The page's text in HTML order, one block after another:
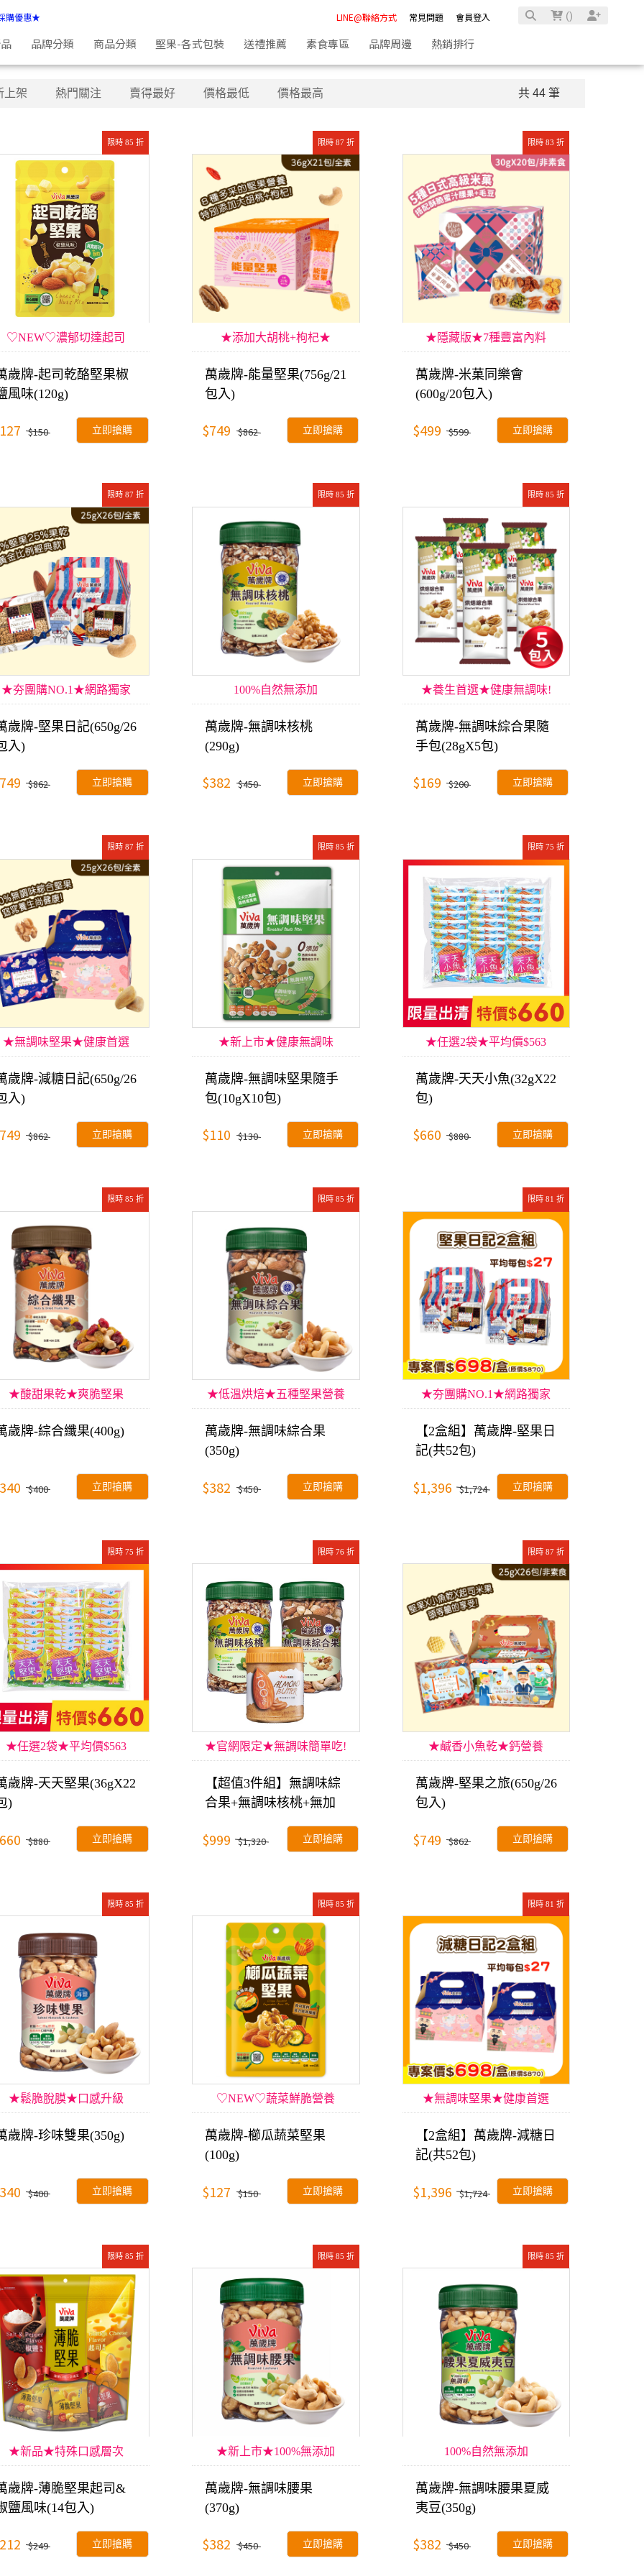
購優惠★ LINE@聯絡方式 常見問題 會員登入 ()
品牌分類 商品分類 堅果-各式包裝 送禮推薦 素食專區 品牌周邊 熱銷排行
上架 熱門關注 賣得最好 價格最低 價格最高 共 44 筆
限時 85 折
♡NEW♡濃郁切達起司
歲牌-起司乾酪堅果椒
風味(120g)
$150 立即搶購
限時 87 折
★添加大胡桃+枸杞★
萬歲牌-能量堅果(756g/21
包入)
$749 $862 立即搶購
限時 83 折
★隱藏版★7種豐富內料
萬歲牌-米菓同樂會
(600g/20包入)
$499 $599 立即搶購
限時 87 折
★夯團購NO.1★網路獨家
歲牌-堅果日記(650g/26
入)
$862 立即搶購
限時 85 折
100%自然無添加
萬歲牌-無調味核桃
(290g)
$382 $450 立即搶購
限時 85 折
★養生首選★健康無調味!
萬歲牌-無調味綜合果隨
手包(28gX5包)
$169 $200 立即搶購
限時 87 折
★無調味堅果★健康首選
歲牌-減糖日記(650g/26
入)
$862 立即搶購
限時 85 折
★新上市★健康無調味
萬歲牌-無調味堅果隨手
包(10gX10包)
$110 $130 立即搶購
限時 75 折
★任選2袋★平均價$563
萬歲牌-天天小魚(32gX22
包)
$660 $880 立即搶購
限時 85 折
★酸甜果乾★爽脆堅果
歲牌-綜合纖果(400g)
$400 立即搶購
限時 85 折
★低溫烘焙★五種堅果營養
萬歲牌-無調味綜合果
(350g)
$382 $450 立即搶購
限時 81 折
★夯團購NO.1★網路獨家
【2盒組】萬歲牌-堅果日
記(共52包)
$1,396 $1,724 立即搶購
限時 75 折
★任選2袋★平均價$563
歲牌-天天堅果(36gX22
)
$880 立即搶購
限時 76 折
★官網限定★無調味簡單吃!
【超值3件組】無調味綜
合果+無調味核桃+無加
$999 $1,320 立即搶購
限時 87 折
★鹹香小魚乾★鈣營養
萬歲牌-堅果之旅(650g/26
包入)
$749 $862 立即搶購
限時 85 折
★鬆脆脫膜★口感升級
歲牌-珍味雙果(350g)
$400 立即搶購
限時 85 折
♡NEW♡蔬菜鮮脆營養
萬歲牌-櫛瓜蔬菜堅果
(100g)
$127 $150 立即搶購
限時 81 折
★無調味堅果★健康首選
【2盒組】萬歲牌-減糖日
記(共52包)
$1,396 $1,724 立即搶購
限時 85 折
★新品★特殊口感層次
歲牌-薄脆堅果起司&
鹽風味(14包入)
$249 立即搶購
限時 85 折
★新上市★100%無添加
萬歲牌-無調味腰果
(370g)
$382 $450 立即搶購
限時 85 折
100%自然無添加
萬歲牌-無調味腰果夏威
夷豆(350g)
$382 $450 立即搶購